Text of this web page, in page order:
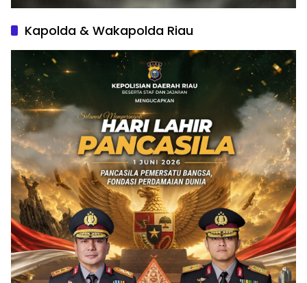
Kapolda & Wakapolda Riau